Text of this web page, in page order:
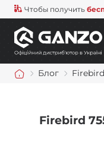
Чтобы получить
Блог
Firebird